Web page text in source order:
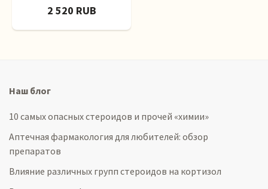
2 520 RUB
Наш блог
10 самых опасных стероидов и прочей «химии»
Аптечная фармакология для любителей: обзор
препаратов
Влияние различных групп стероидов на кортизол